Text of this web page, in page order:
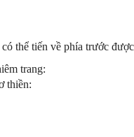
thể tiến về phía trước
trang:
thiền: